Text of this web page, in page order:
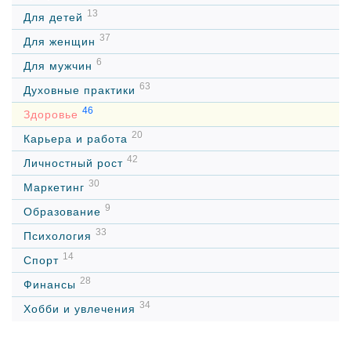
Для детей 13
Для женщин 37
Для мужчин 6
Духовные практики 63
Здоровье 46
Карьера и работа 20
Личностный рост 42
Маркетинг 30
Образование 9
Психология 33
Спорт 14
Финансы 28
Хобби и увлечения 34